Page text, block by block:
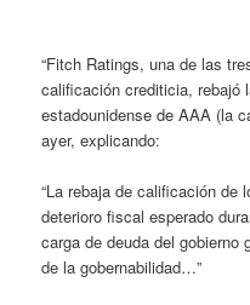
“Fitch Ratings, una de las
calificación crediticia, rebajó
estadounidense de AAA (la
ayer, explicando:
“La rebaja de calificación de
deterioro fiscal esperado
carga de deuda del
de la gobernabilidad…”